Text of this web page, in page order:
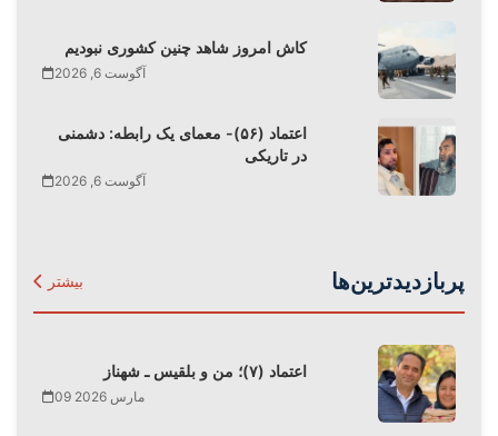
کاش امروز شاهد چنین کشوری نبودیم
آگوست 6, 2026
اعتماد (۵۶)- معمای یک رابطه: دشمنی
در تاریکی
آگوست 6, 2026
پربازدیدترین‌ها بیشتر
اعتماد (۷)؛ من و بلقیس ـ شهناز
09 مارس 2026